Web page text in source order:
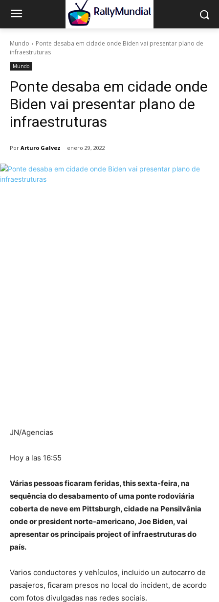
Mundo
Ponte desaba em cidade onde Biden vai presentar plano de
infraestruturas
Mundo
Ponte desaba em cidade onde
Biden vai presentar plano de
infraestruturas
Por Arturo Galvez enero 29, 2022
JN/Agencias
Hoy a las 16:55
Várias pessoas ficaram feridas, this sexta-feira, na
sequência do desabamento of uma ponte rodoviária
coberta de neve em Pittsburgh, cidade na Pensilvânia
onde or president norte-americano, Joe Biden, vai
apresentar os principais project of infraestruturas do
país.
Varios conductores y vehículos, incluido un autocarro de
pasajeros, ficaram presos no local do incident, de acordo
com fotos divulgadas nas redes sociais.